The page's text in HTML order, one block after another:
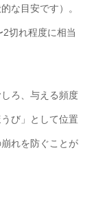
な目安です）。
切れ程度に相当
しろ、与える頻度
び」として位置
れを防ぐことが